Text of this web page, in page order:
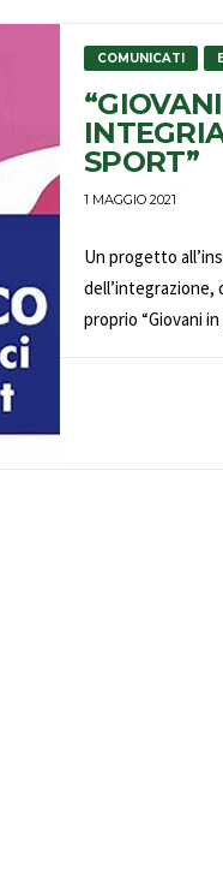
COMUNICATI
SPORT”
1 MAGGIO 2021
Un progetto
dell’integrazione,
proprio “Giovani